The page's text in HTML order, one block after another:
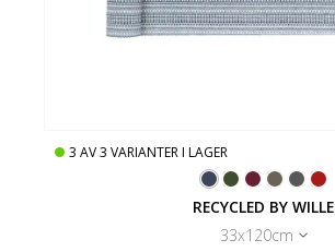
3 AV3 VARIANTER I LAGER
RECYCLED BY WILLE
33x120cm